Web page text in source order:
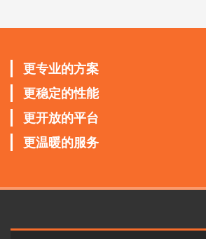
更专业的方案
更稳定的性能
更开放的平台
更温暖的服务